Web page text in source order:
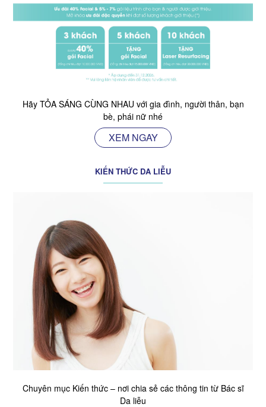
Hãy TỎA SÁNG CÙNG NHAU với gia đình, người thân, bạn
bè, phái nữ nhé
XEM NGAY
KIẾN THỨC DA LIỄU
Chuyên mục Kiến thức – nơi chia sẻ các thông tin từ Bác sĩ
Da liễu